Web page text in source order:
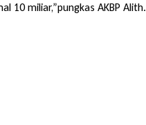
10 miliar,”pungkas AKBP Alith.